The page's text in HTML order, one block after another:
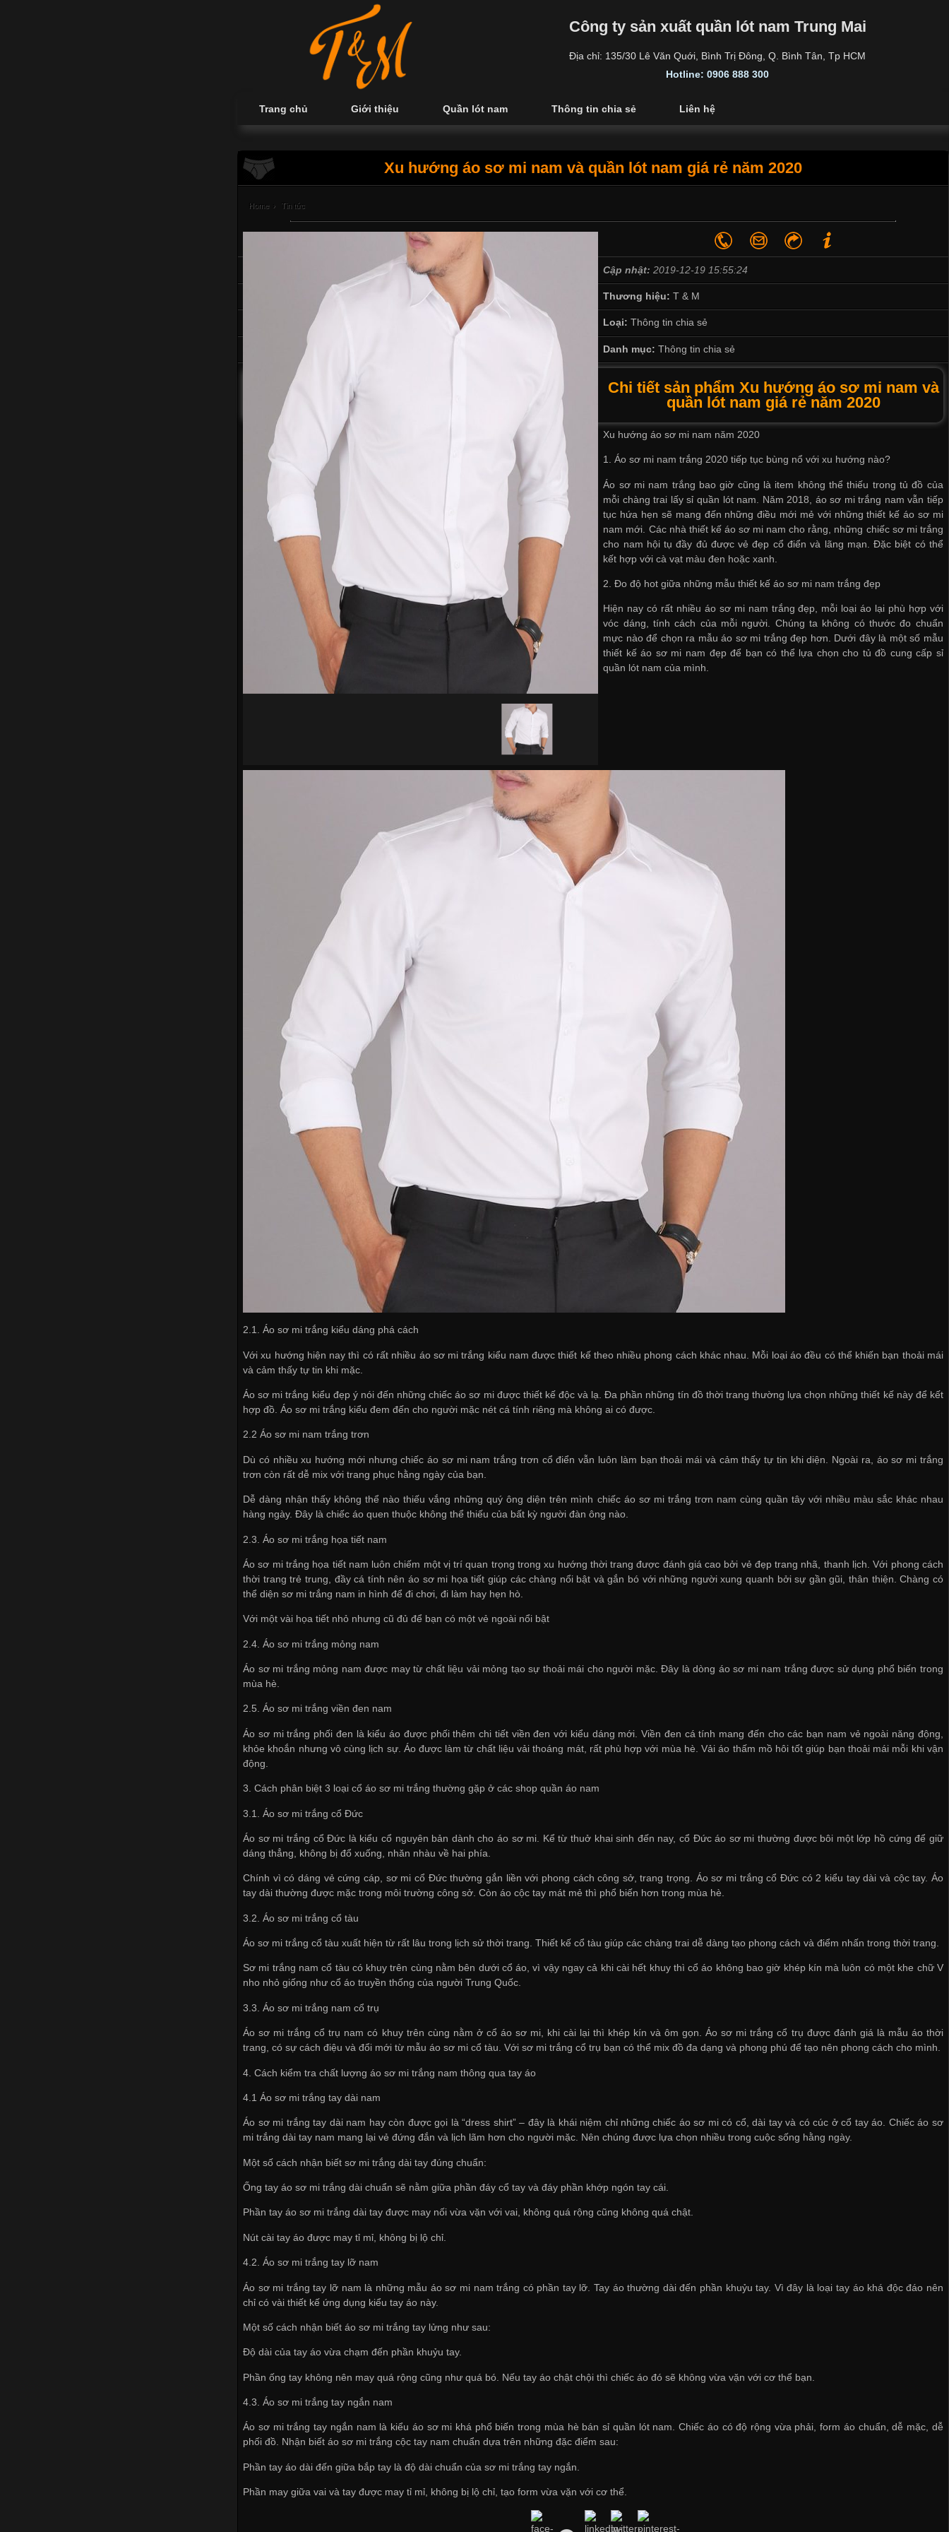
Công ty sản xuất quần lót nam Trung Mai
Địa chỉ: 135/30 Lê Văn Quới, Bình Trị Đông, Q. Bình Tân, Tp HCM
Hotline: 0906 888 300
Trang chủ Giới thiệu Quần lót nam Thông tin chia sẻ Liên hệ
Xu hướng áo sơ mi nam và quần lót nam giá rẻ năm 2020
Home › Tin tức
Cập nhật: 2019-12-19 15:55:24
Thương hiệu:T & M
Loại: Thông tin chia sẻ
Danh mục: Thông tin chia sẻ
Chi tiết sản phẩm Xu hướng áo sơ mi nam và
quần lót nam giá rẻ năm 2020
Xu hướng áo sơ mi nam năm 2020
1. Áo sơ mi nam trắng 2020 tiếp tục bùng nổ với xu hướng nào?
Áo sơ mi nam trắng bao giờ cũng là item không thể thiếu trong tủ đồ của
mỗi chàng trai lấy sỉ quần lót nam . Năm 2018, áo sơ mi trắng nam vẫn tiếp
tục hứa hẹn sẽ mang đến những điều mới mẻ với những thiết kế áo sơ mi
nam mới. Các nhà thiết kế áo sơ mi nam cho rằng, những chiếc sơ mi trắng
cho nam hội tụ đầy đủ được vẻ đẹp cổ điển và lãng mạn. Đặc biệt có thể
kết hợp với cà vạt màu đen hoặc xanh.
2. Đo độ hot giữa những mẫu thiết kế áo sơ mi nam trắng đẹp
Hiện nay có rất nhiều áo sơ mi nam trắng đẹp, mỗi loại áo lại phù hợp với
vóc dáng, tính cách của mỗi người. Chúng ta không có thước đo chuẩn
mực nào để chọn ra mẫu áo sơ mi trắng đẹp hơn. Dưới đây là một số mẫu
thiết kế áo sơ mi nam đẹp để bạn có thể lựa chọn cho tủ đồ cung cấp sỉ
quần lót nam của mình.
2.1. Áo sơ mi trắng kiểu dáng phá cách
Với xu hướng hiện nay thì có rất nhiều áo sơ mi trắng kiểu nam được thiết kế theo nhiều phong cách khác nhau. Mỗi loại áo đều có thể khiến bạn thoải mái
và cảm thấy tự tin khi mặc.
Áo sơ mi trắng kiểu đẹp ý nói đến những chiếc áo sơ mi được thiết kế độc và lạ. Đa phần những tín đồ thời trang thường lựa chọn những thiết kế này để kết
hợp đồ. Áo sơ mi trắng kiểu đem đến cho người mặc nét cá tính riêng mà không ai có được.
2.2 Áo sơ mi nam trắng trơn
Dù có nhiều xu hướng mới nhưng chiếc áo sơ mi nam trắng trơn cổ điển vẫn luôn làm bạn thoải mái và cảm thấy tự tin khi diện. Ngoài ra, áo sơ mi trắng
trơn còn rất dễ mix với trang phục hằng ngày của bạn.
Dễ dàng nhận thấy không thể nào thiếu vắng những quý ông diện trên mình chiếc áo sơ mi trắng trơn nam cùng quần tây với nhiều màu sắc khác nhau
hàng ngày. Đây là chiếc áo quen thuộc không thể thiếu của bất kỳ người đàn ông nào.
2.3. Áo sơ mi trắng họa tiết nam
Áo sơ mi trắng họa tiết nam luôn chiếm một vị trí quan trọng trong xu hướng thời trang được đánh giá cao bởi vẻ đẹp trang nhã, thanh lịch. Với phong cách
thời trang trẻ trung, đầy cá tính nên áo sơ mi họa tiết giúp các chàng nổi bật và gắn bó với những người xung quanh bởi sự gần gũi, thân thiện. Chàng có
thể diện sơ mi trắng nam in hình để đi chơi, đi làm hay hẹn hò.
Với một vài họa tiết nhỏ nhưng cũ đủ để bạn có một vẻ ngoài nổi bật
2.4. Áo sơ mi trắng mỏng nam
Áo sơ mi trắng mỏng nam được may từ chất liệu vải mỏng tạo sự thoải mái cho người mặc. Đây là dòng áo sơ mi nam trắng được sử dụng phổ biến trong
mùa hè.
2.5. Áo sơ mi trắng viền đen nam
Áo sơ mi trắng phối đen là kiểu áo được phối thêm chi tiết viền đen với kiểu dáng mới. Viền đen cá tính mang đến cho các bạn nam vẻ ngoài năng động,
khỏe khoắn nhưng vô cùng lịch sự. Áo được làm từ chất liệu vải thoáng mát, rất phù hợp với mùa hè. Vải áo thấm mồ hôi tốt giúp bạn thoải mái mỗi khi vận
động.
3. Cách phân biệt 3 loại cổ áo sơ mi trắng thường gặp ở các shop quần áo nam
3.1. Áo sơ mi trắng cổ Đức
Áo sơ mi trắng cổ Đức là kiểu cổ nguyên bản dành cho áo sơ mi. Kể từ thuở khai sinh đến nay, cổ Đức áo sơ mi thường được bôi một lớp hồ cứng để giữ
dáng thẳng, không bị đổ xuống, nhăn nhàu về hai phía.
Chính vì có dáng vẻ cứng cáp, sơ mi cổ Đức thường gắn liền với phong cách công sở, trang trọng. Áo sơ mi trắng cổ Đức có 2 kiểu tay dài và cộc tay. Áo
tay dài thường được mặc trong môi trường công sở. Còn áo cộc tay mát mẻ thì phổ biến hơn trong mùa hè.
3.2. Áo sơ mi trắng cổ tàu
Áo sơ mi trắng cổ tàu xuất hiện từ rất lâu trong lịch sử thời trang. Thiết kế cổ tàu giúp các chàng trai dễ dàng tạo phong cách và điểm nhấn trong thời trang.
Sơ mi trắng nam cổ tàu có khuy trên cùng nằm bên dưới cổ áo, vì vậy ngay cả khi cài hết khuy thì cổ áo không bao giờ khép kín mà luôn có một khe chữ V
nho nhỏ giống như cổ áo truyền thống của người Trung Quốc.
3.3. Áo sơ mi trắng nam cổ trụ
Áo sơ mi trắng cổ trụ nam có khuy trên cùng nằm ở cổ áo sơ mi, khi cài lại thì khép kín và ôm gọn. Áo sơ mi trắng cổ trụ được đánh giá là mẫu áo thời
trang, có sự cách điệu và đổi mới từ mẫu áo sơ mi cổ tàu. Với sơ mi trắng cổ trụ bạn có thể mix đồ đa dạng và phong phú để tạo nên phong cách cho mình.
4. Cách kiểm tra chất lượng áo sơ mi trắng nam thông qua tay áo
4.1 Áo sơ mi trắng tay dài nam
Áo sơ mi trắng tay dài nam hay còn được gọi là “dress shirt” – đây là khái niệm chỉ những chiếc áo sơ mi có cổ, dài tay và có cúc ở cổ tay áo. Chiếc áo sơ
mi trắng dài tay nam mang lại vẻ đứng đắn và lịch lãm hơn cho người mặc. Nên chúng được lựa chọn nhiều trong cuộc sống hằng ngày.
Một số cách nhận biết sơ mi trắng dài tay đúng chuẩn:
Ống tay áo sơ mi trắng dài chuẩn sẽ nằm giữa phần đáy cổ tay và đáy phần khớp ngón tay cái.
Phần tay áo sơ mi trắng dài tay được may nối vừa vặn với vai, không quá rộng cũng không quá chật.
Nút cài tay áo được may tỉ mỉ, không bị lộ chỉ.
4.2. Áo sơ mi trắng tay lỡ nam
Áo sơ mi trắng tay lỡ nam là những mẫu áo sơ mi nam trắng có phần tay lỡ. Tay áo thường dài đến phần khuỷu tay. Vì đây là loại tay áo khá độc đáo nên
chỉ có vài thiết kế ứng dụng kiểu tay áo này.
Một số cách nhận biết áo sơ mi trắng tay lửng như sau:
Độ dài của tay áo vừa chạm đến phần khuỷu tay.
Phần ống tay không nên may quá rộng cũng như quá bó. Nếu tay áo chật chội thì chiếc áo đó sẽ không vừa vặn với cơ thể bạn.
4.3. Áo sơ mi trắng tay ngắn nam
Áo sơ mi trắng tay ngắn nam là kiểu áo sơ mi khá phổ biến trong mùa hè bán sỉ quần lót nam. Chiếc áo có độ rộng vừa phải, form áo chuẩn, dễ mặc, dễ
phối đồ. Nhận biết áo sơ mi trắng cộc tay nam chuẩn dựa trên những đặc điểm sau:
Phần tay áo dài đến giữa bắp tay là độ dài chuẩn của sơ mi trắng tay ngắn.
Phần may giữa vai và tay được may tỉ mỉ, không bị lộ chỉ, tạo form vừa vặn với cơ thể.